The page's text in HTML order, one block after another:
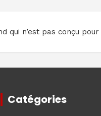
qui n’est pas conçu
Catégories